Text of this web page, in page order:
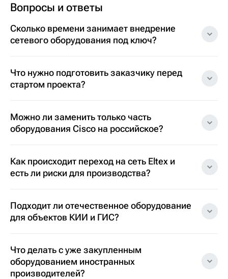
Вопросы и ответы
Сколько времени занимает внедрение
сетевого оборудования под ключ?
Что нужно подготовить заказчику перед
стартом проекта?
Можно ли заменить только часть
оборудования Cisco на российское?
Как происходит переход на сеть Eltex и
есть ли риски для производства?
Подходит ли отечественное оборудование
для объектов КИИ и ГИС?
Что делать с уже закупленным
оборудованием иностранных
производителей?